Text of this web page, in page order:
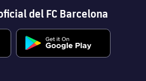
del FC Barcelona